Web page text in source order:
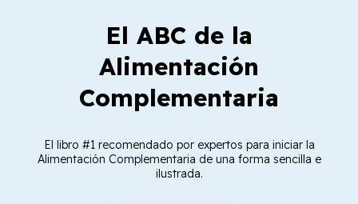
El ABC de la
Alimentación
Complementaria
El libro #1 recomendado por expertos para iniciar la
Alimentación Complementaria de una forma sencilla e
ilustrada.